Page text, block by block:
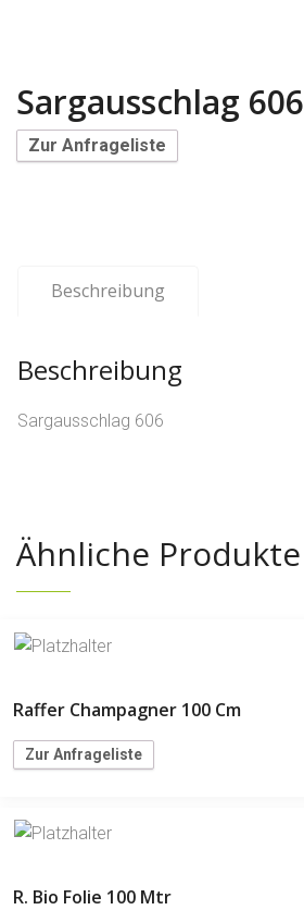
Sargausschlag 606
Zur Anfrageliste
Beschreibung
Beschreibung
Sargausschlag 606
Ähnliche Produkte
Raffer Champagner 100 Cm
Zur Anfrageliste
R. Bio Folie 100 Mtr